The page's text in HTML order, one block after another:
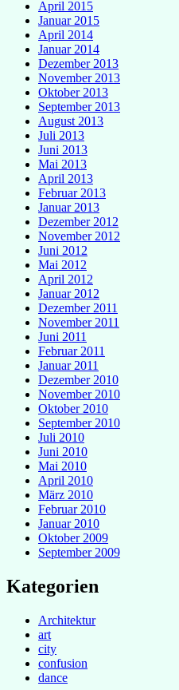
April 2015
Januar 2015
April 2014
Januar 2014
Dezember 2013
November 2013
Oktober 2013
September 2013
August 2013
Juli 2013
Juni 2013
Mai 2013
April 2013
Februar 2013
Januar 2013
Dezember 2012
November 2012
Juni 2012
Mai 2012
April 2012
Januar 2012
Dezember 2011
November 2011
Juni 2011
Februar 2011
Januar 2011
Dezember 2010
November 2010
Oktober 2010
September 2010
Juli 2010
Juni 2010
Mai 2010
April 2010
März 2010
Februar 2010
Januar 2010
Oktober 2009
September 2009
Kategorien
Architektur
art
city
confusion
dance